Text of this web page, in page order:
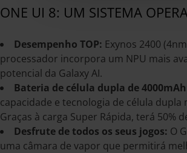
ONE UI 8: UM SISTEMA
Desempenho TOP: Exynos 2400
processador incorpora um NPU mais
potencial da Galaxy AI.
Bateria de célula dupla de
capacidade e tecnologia de célula dupla
Graças à carga Super Rápida, terá 50%
Desfrute de todos os seus jogos: O
uma câmara de vapor que permitirá